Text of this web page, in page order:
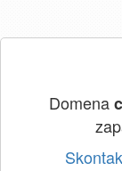
Domena